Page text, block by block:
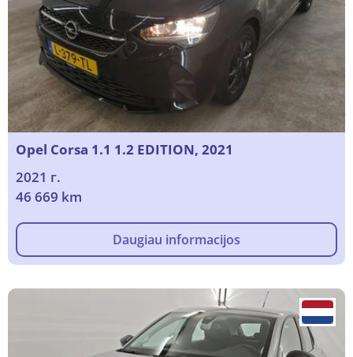
Opel Corsa 1.1 1.2 EDITION, 2021
2021 г.
46 669 km
Daugiau informacijos